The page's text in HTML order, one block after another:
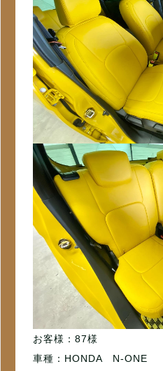
お客様：87様
車種：HONDA N-ONE